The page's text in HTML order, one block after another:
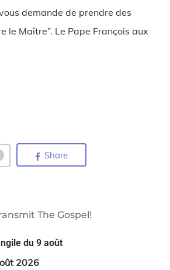
demande de prendre des
le Maître”. Le Pape François aux
Share
The Gospel!
du 9 août
2026